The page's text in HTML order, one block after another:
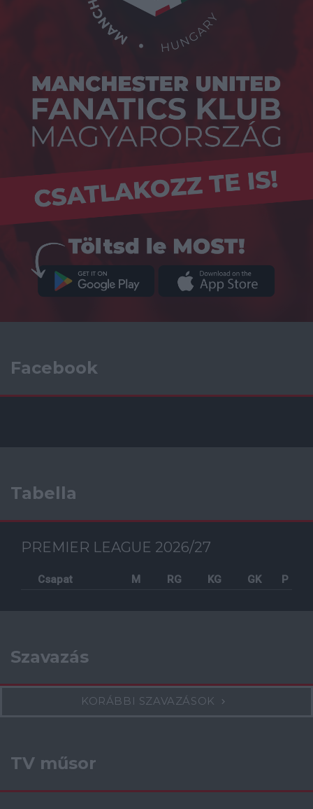
Facebook
Tabella
PREMIER LEAGUE 2026/27
Csapat M RG KG GK P
Szavazás
KORÁBBI SZAVAZÁSOK
TV műsor